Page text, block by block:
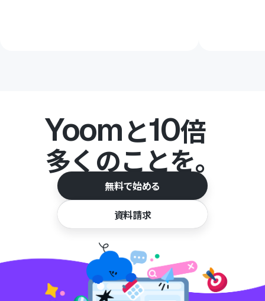
Yoomと10倍
多くのことを。
無料で始める
資料請求